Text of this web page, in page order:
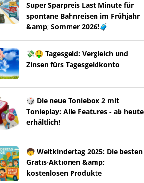
Super Sparpreis Last Minute für
spontane Bahnreisen im Frühjahr
&amp; Sommer 2026!🧳
💸🤑 Tagesgeld: Vergleich und
Zinsen fürs Tagesgeldkonto
🎲 Die neue Toniebox 2 mit
Tonieplay: Alle Features - ab heute
erhältlich!
🧒 Weltkindertag 2025: Die besten
Gratis-Aktionen &amp;
kostenlosen Produkte